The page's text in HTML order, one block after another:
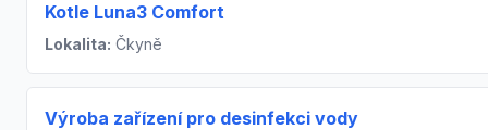
Kotle Luna3 Comfort
Lokalita: Čkyně
Výroba zařízení pro desinfekci vody